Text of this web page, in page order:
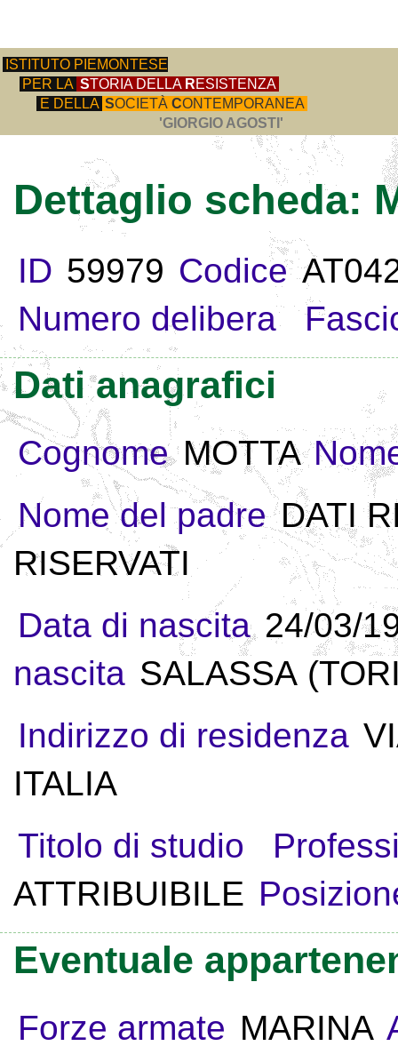
ISTITUTO PIEMONTESE
PER LA STORIA DELLA RESISTENZA
E DELLA SOCIETÀ CONTEMPORANEA
'GIORGIO AGOSTI'
Dettaglio scheda:
ID 59979 Codice
Numero delibera
Dati anagrafici
Cognome MOTTA
Nome del padre DATI
RISERVATI
Data di nascita 24/03/
nascita SALASSA
Indirizzo di residenza
ITALIA
Titolo di studio
ATTRIBUIBILE
Eventuale
Forze armate MARINA